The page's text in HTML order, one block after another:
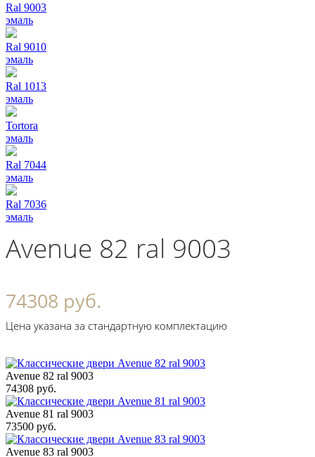
Ral 9003
эмаль
Ral 9010
эмаль
Ral 1013
эмаль
Tortora
эмаль
Ral 7044
эмаль
Ral 7036
эмаль
Avenue 82 ral 9003
74308 руб.
Цена указана за стандартную комплектацию
Avenue 82 ral 9003
74308 руб.
Avenue 81 ral 9003
73500 руб.
Avenue 83 ral 9003